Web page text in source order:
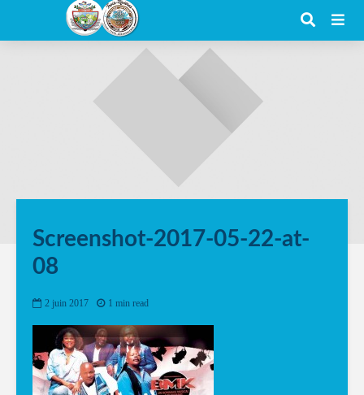
Screenshot-2017-05-22-at-
08
2 juin 2017 1 min read